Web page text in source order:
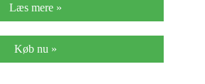
Læs mere »
Køb nu »